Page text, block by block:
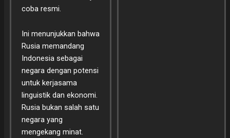
coba resmi.
Ini menunjukkan bahwa
Rusia memandang
Indonesia sebagai
negara dengan potensi
untuk kerjasama
linguistik dan ekonomi.
Rusia bukan salah satu
negara yang
mengekang minat.